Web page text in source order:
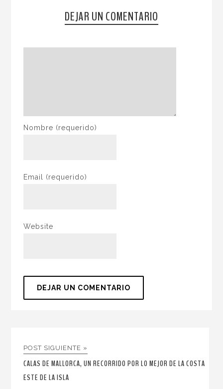
DEJAR UN COMENTARIO
Nombre (requerido)
Email (requerido)
Website
POST SIGUIENTE »
CALAS DE MALLORCA, UN RECORRIDO POR LO MEJOR DE LA COSTA
ESTE DE LA ISLA